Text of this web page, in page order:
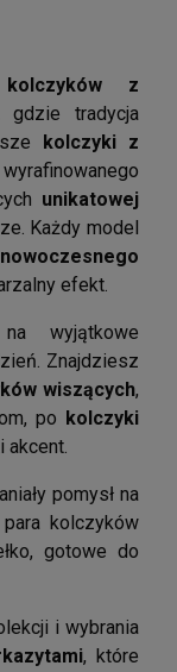
z
gdzie tradycja
kolczyki z
unikatowej
Każdy model
nowoczesnego
efekt.
wyjątkowe
Znajdziesz
wiszących,
po kolczyki
akcent.
pomysł na
kolczyków
gotowe do
i wybrania
, które